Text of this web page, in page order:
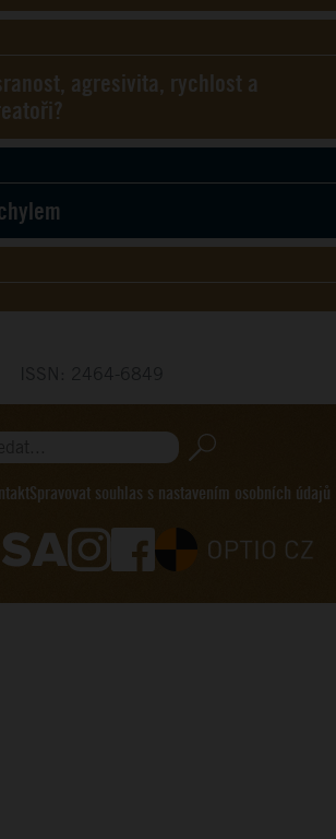
agresivita, rychlost a
Spravovat souhlas s nastavením osobních údajů